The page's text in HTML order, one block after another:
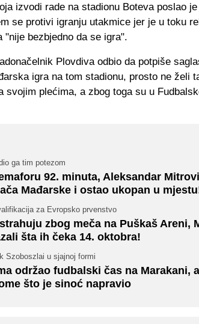
izvodi rade na stadionu Boteva poslao
se protivi igranju utakmice jer je u toku
"nije bezbjedno da se igra".
Plovdiva odbio da potpiše
igra na tom stadionu, prosto ne želi
svojim plećima, a zbog toga su u
ga tim potezom
92. minuta, Aleksandar
Mađarske i ostao ukopan u
za Evropsko prvenstvo
zbog meča na Puškaš Areni,
šta ih čeka 14. oktobra!
Szoboszlai u sjajnoj formi
održao fudbalski čas na Marakani,
što je sinoć napravio